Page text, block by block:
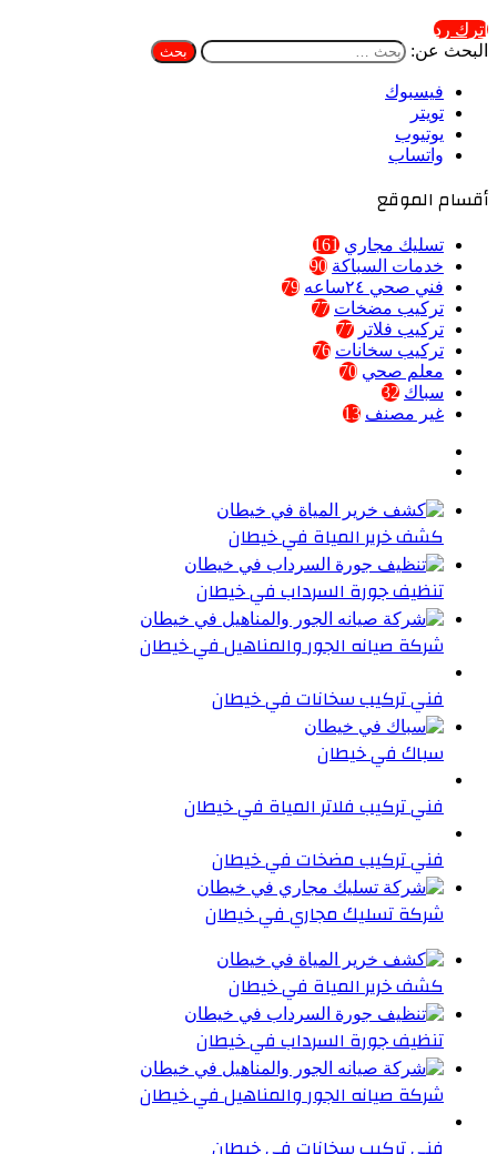
اترك رد
البحث عن:
فيسبوك
تويتر
يوتيوب
واتساب
أقسام الموقع
تسليك مجاري 161
خدمات السباكة 90
فني صحي ٢٤ساعه
79
تركيب مضخات 77
تركيب فلاتر 77
تركيب سخانات 76
معلم صحي 70
سباك 32
غير مصنف 13
كشف خرير المياة في خيطان
تنظيف جورة السرداب في خيطان
شركة صيانه الجور والمناهيل في خيطان
فني تركيب سخانات في خيطان
سباك في خيطان
فني تركيب فلاتر المياة في خيطان
فني تركيب مضخات في خيطان
شركة تسليك مجاري في خيطان
كشف خرير المياة في خيطان
تنظيف جورة السرداب في خيطان
شركة صيانه الجور والمناهيل في خيطان